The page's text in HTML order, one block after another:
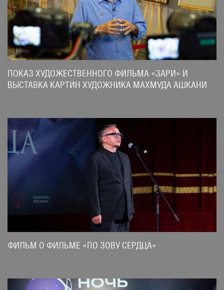
ПОКАЗ ХУДОЖЕСТВЕННОГО ФИЛЬМА «ЗАРИ» И
ВЫСТАВКА КАРТИН ХУДОЖНИКА МАХМУДА АШКАНИ
ФИЛЬМ О ФИЛЬМЕ «ПО ЗОВУ СЕРДЦА»